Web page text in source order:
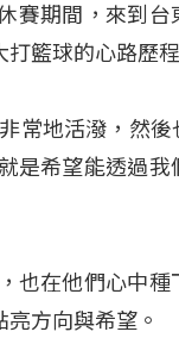
賽期間，來到
籃球的心路歷程
常地活潑，然後
是希望能透過
也在他們心中
方向與希望。